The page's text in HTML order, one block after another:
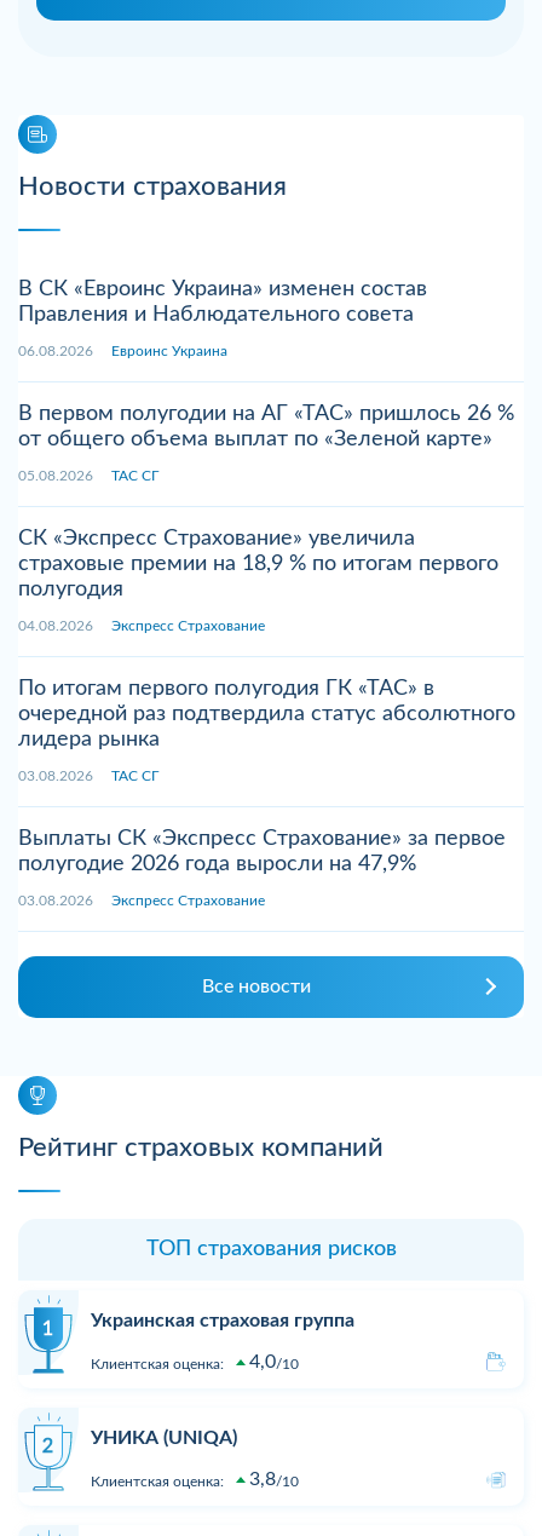
Новости страхования
В СК «Евроинс Украина» изменен состав
Правления и Наблюдательного совета
06.08.2026 Евроинс Украина
В первом полугодии на АГ «ТАС» пришлось 26 %
от общего объема выплат по «Зеленой карте»
05.08.2026 ТАС СГ
СК «Экспресс Страхование» увеличила
страховые премии на 18,9 % по итогам первого
полугодия
04.08.2026 Экспресс Страхование
По итогам первого полугодия ГК «ТАС» в
очередной раз подтвердила статус абсолютного
лидера рынка
03.08.2026 ТАС СГ
Выплаты СК «Экспресс Страхование» за первое
полугодие 2026 года выросли на 47,9%
03.08.2026 Экспресс Страхование
Все новости
Рейтинг страховых компаний
ТОП страхования рисков
Украинская страховая группа
Клиентская оценка: 4,0 10
УНИКА (UNIQA)
Клиентская оценка: 3,8 10